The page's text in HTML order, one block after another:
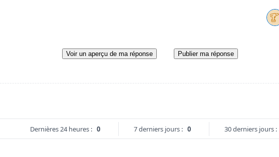
Voir un aperçu de ma réponse Publier ma réponse
Dernières 24 heures : 0 7 derniers jours : 0 30 derniers jours :